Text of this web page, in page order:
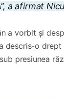
a afirmat
a vorbit și
descris-o
presiunea